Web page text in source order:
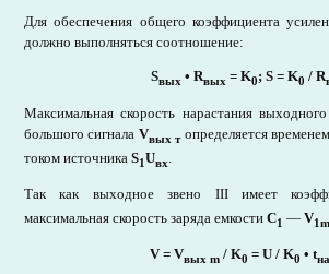
Для обеспечения общего коэффициента
должно выполняться соотношение:
Sвых • Rвых = K0; S = K0 / R
Максимальная скорость нарастания
большого сигнала Vвых топределяется
током источника S1Uвx
Так как выходное звено III имеет
максимальная скорость заряда емкости C1 — V1m
V = Vвых m / K0 = U / K0 • t